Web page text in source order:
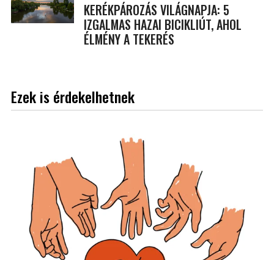
KERÉKPÁROZÁS VILÁGNAPJA: 5
IZGALMAS HAZAI BICIKLIÚT, AHOL
ÉLMÉNY A TEKERÉS
Ezek is érdekelhetnek